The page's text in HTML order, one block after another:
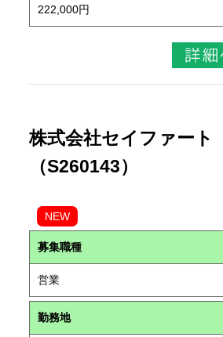
222,000円
株式会社セイファート
（S260143）
NEW
募集職種
営業
勤務地